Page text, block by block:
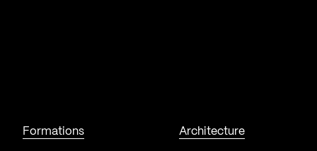
Formations Architecture